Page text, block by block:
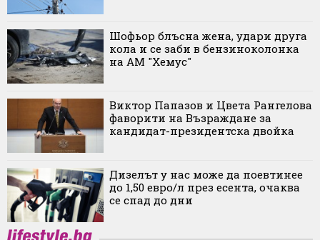
Шофьор блъсна жена, удари друга
кола и се заби в бензиноколонка
на АМ "Хемус"
Виктор Папазов и Цвета Рангелова
фаворити на Възраждане за
кандидат-президентска двойка
Дизелът у нас може да поевтинее
до 1,50 евро/л през есента, очаква
се спад до дни